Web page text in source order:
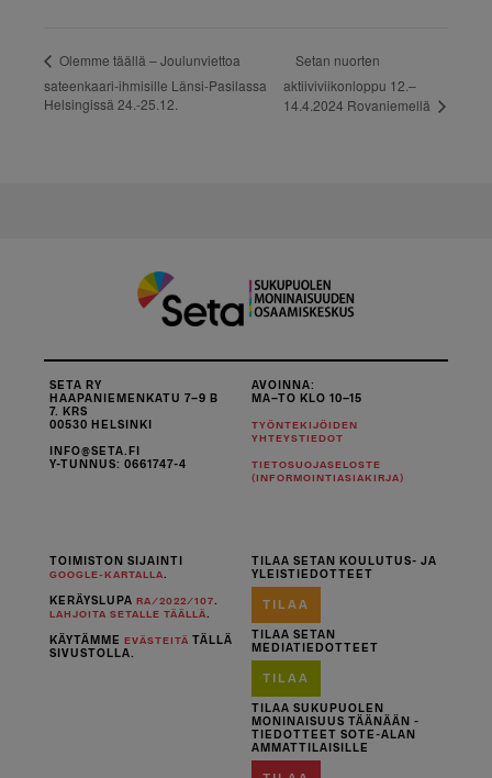
Olemme täällä – Joulunviettoa
sateenkaari-ihmisille Länsi-Pasilassa
Helsingissä 24.-25.12.
Setan nuorten
aktiiviviikonloppu 12.–
14.4.2024 Rovaniemellä
SETA RY
HAAPANIEMENKATU 7–9 B
7. KRS
00530 HELSINKI
INFO@SETA.FI
Y-TUNNUS: 0661747-4
AVOINNA:
MA–TO KLO 10–15
TYÖNTEKIJÖIDEN
YHTEYSTIEDOT
TIETOSUOJASELOSTE
(INFORMOINTIASIAKIRJA)
TOIMISTON SIJAINTI
GOOGLE-KARTALLA
KERÄYSLUPARA/2022/107
LAHJOITA SETALLE TÄÄLLÄ
KÄYTÄMMEEVÄSTEITÄ TÄLLÄ
SIVUSTOLLA.
TILAA SETAN KOULUTUS- JA
YLEISTIEDOTTEET
TILAA
TILAA SETAN
MEDIATIEDOTTEET
TILAA
TILAA SUKUPUOLEN
MONINAISUUS TÄÄNÄÄN -
TIEDOTTEET SOTE-ALAN
AMMATTILAISILLE